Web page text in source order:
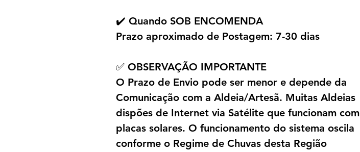
✔️ Quando SOB ENCOMENDA
Prazo aproximado de Postagem: 7-30 dias
✅ OBSERVAÇÃO IMPORTANTE
O Prazo de Envio pode ser menor e depende da
Comunicação com a Aldeia/Artesã. Muitas Aldeias
dispões de Internet via Satélite que funcionam com
placas solares. O funcionamento do sistema oscila
conforme o Regime de Chuvas desta Região